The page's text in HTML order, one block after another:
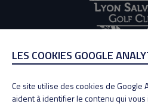
ADRESSE
69890 La Tour
Tél : 04 78 48
LES COOKIES GOOGLE
Ce site utilise des cookies de Google
aident à identifier le contenu qui